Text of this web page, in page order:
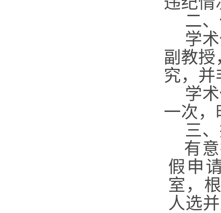
二
学
副教授
究，并
学
一次，
三
有
假申
室，
人选